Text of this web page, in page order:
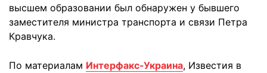
высшем образовании был обнаружен у бывшего
заместителя министра транспорта и связи Петра
Кравчука.
По материалам Интерфакс-Украина, Извecтия в